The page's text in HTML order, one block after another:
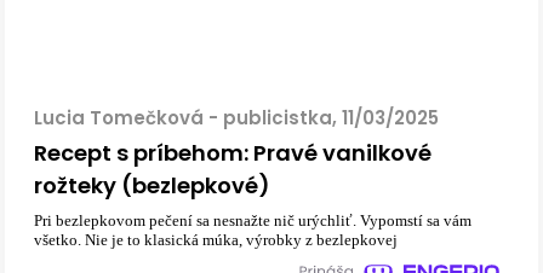
Lucia Tomečková - publicistka, 11/03/2025
Recept s príbehom: Pravé vanilkové
rožteky (bezlepkové)
Pri bezlepkovom pečení sa nesnažte nič urýchliť. Vypomstí sa vám
všetko. Nie je to klasická múka, výrobky z bezlepkovej